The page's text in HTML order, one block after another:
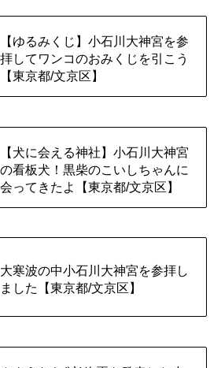
【ゆるみくじ】小石川大神宮を参
拝してワンコのおみくじを引こう
【東京都/文京区】
【犬に会える神社】小石川大神宮
の看板犬！黒柴のこいしちゃんに
会ってきたよ【東京都/文京区】
大寒波の中小石川大神宮を参拝し
ました【東京都/文京区】